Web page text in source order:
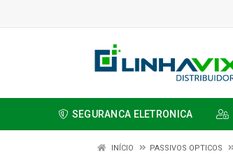
SEGURANCA ELETRONICA
INÍCIO PASSIVOS OPTICOS